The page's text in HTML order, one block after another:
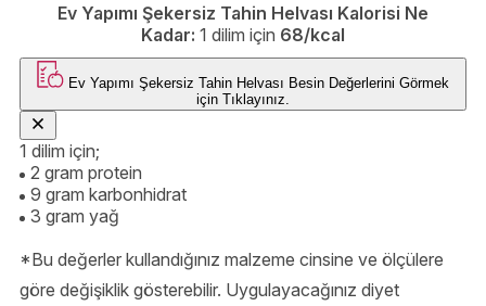
Ev Yapımı Şekersiz Tahin Helvası Kalorisi Ne
Kadar: 1 dilim için 68/kcal
Ev Yapımı Şekersiz Tahin Helvası
için Tıklayınız.
1 dilim için;
2 gram protein
9 gram karbonhidrat
3 gram yağ
*Bu değerler kullandığınız malzeme cinsine ve ölçülere
göre değişiklik gösterebilir. Uygulayacağınız diyet